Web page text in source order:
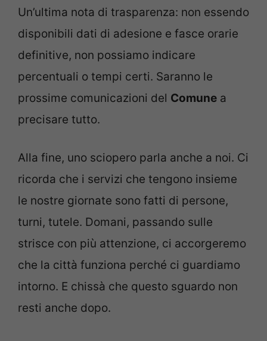
Un’ultima nota di trasparenza: non essendo
disponibili dati di adesione e fasce orarie
definitive, non possiamo indicare
percentuali o tempi certi. Saranno le
prossime comunicazioni del Comune a
precisare tutto.
Alla fine, uno sciopero parla anche a noi. Ci
ricorda che i servizi che tengono insieme
le nostre giornate sono fatti di persone,
turni, tutele. Domani, passando sulle
strisce con più attenzione, ci accorgeremo
che la città funziona perché ci guardiamo
intorno. E chissà che questo sguardo non
resti anche dopo.